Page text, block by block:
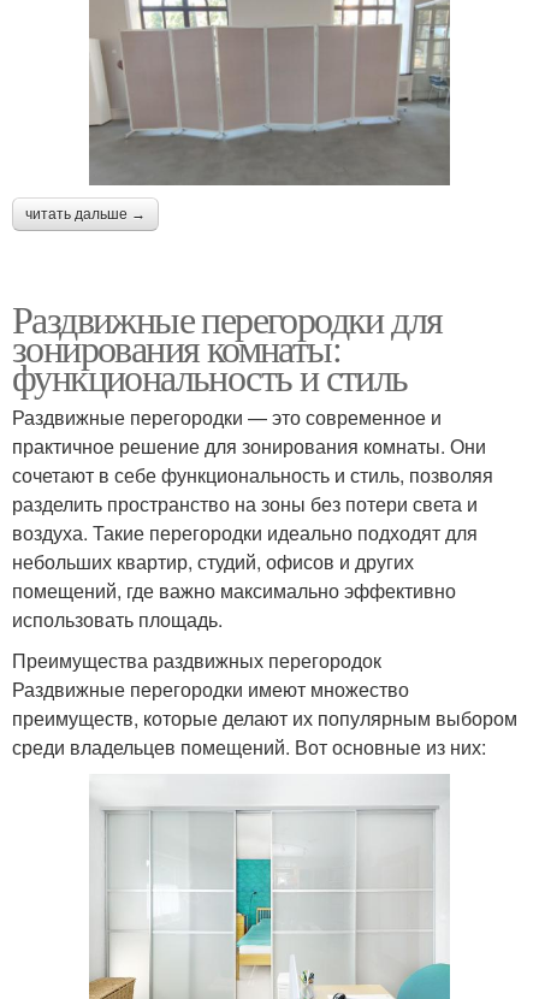
читать дальше →
Раздвижные перегородки для
зонирования комнаты:
функциональность и стиль
Раздвижные перегородки — это современное и
практичное решение для зонирования комнаты. Они
сочетают в себе функциональность и стиль, позволяя
разделить пространство на зоны без потери света и
воздуха. Такие перегородки идеально подходят для
небольших квартир, студий, офисов и других
помещений, где важно максимально эффективно
использовать площадь.
Преимущества раздвижных перегородок
Раздвижные перегородки имеют множество
преимуществ, которые делают их популярным выбором
среди владельцев помещений. Вот основные из них: